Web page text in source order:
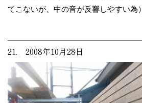
てこないが、中の音が反響しやすい為）
21. 2008年10月28日